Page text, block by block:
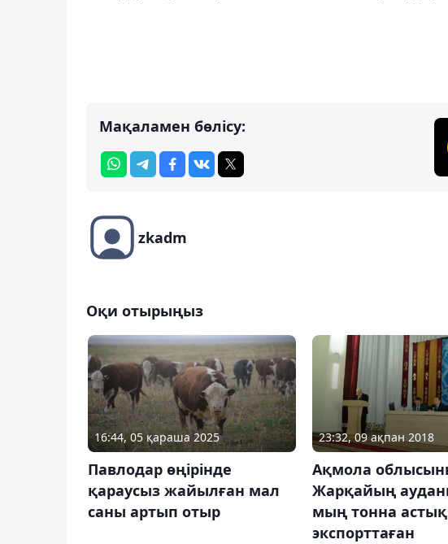
Мақаламен бөлісу:
zkadm
Оқи отырыңыз
16:44, 05 қараша 2025
Павлодар өңірінде
қараусыз жайылған мал
саны артып отыр
23:32, 09 ақпан 2018
Ақмола
Жарқайың
мың тонна астық
экспорттаған